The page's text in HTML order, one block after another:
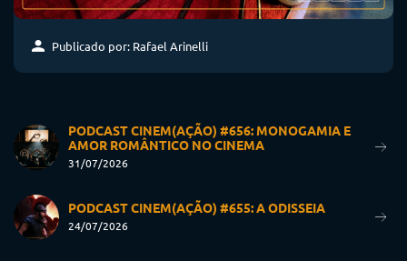
Publicado por: Rafael Arinelli
PODCAST CINEM(AÇÃO) #656: MONOGAMIA E
AMOR ROMÂNTICO NO CINEMA
31/07/2026
PODCAST CINEM(AÇÃO) #655: A ODISSEIA
24/07/2026